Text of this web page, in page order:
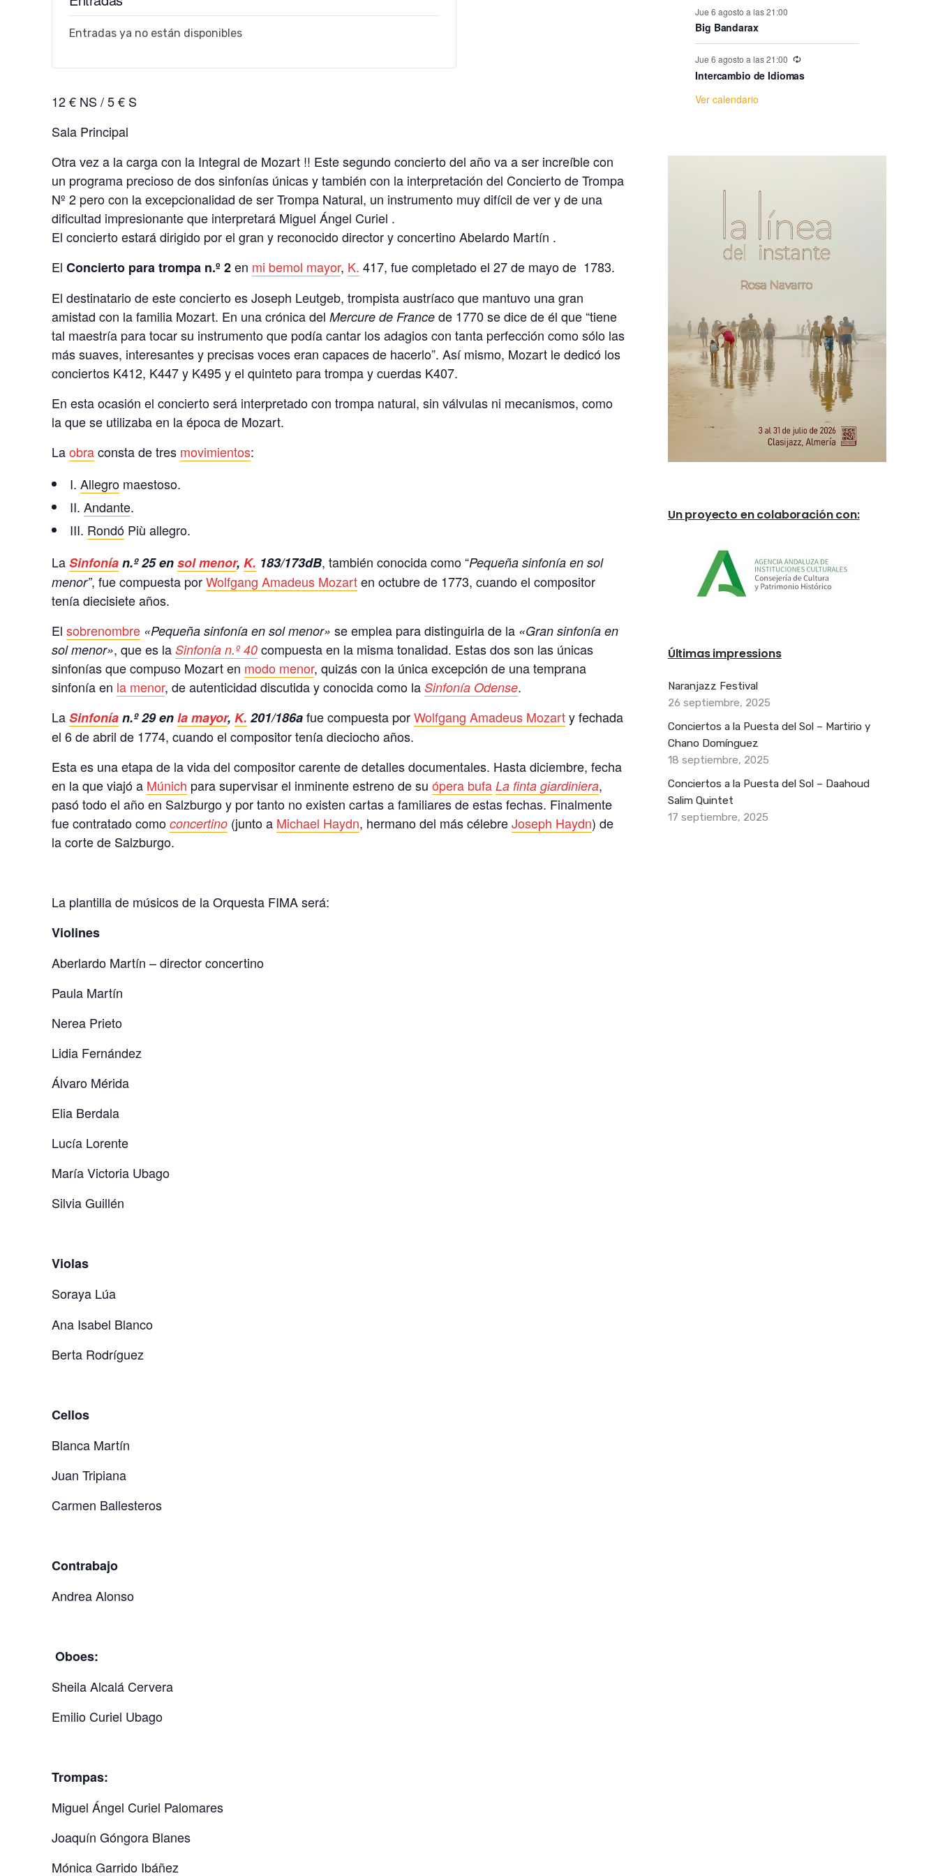
Entradas ya no están disponibles
12 € NS / 5 € S
Sala Principal
Otra vez a la carga con la Integral de Mozart !! Este segundo concierto del año va a ser increíble con
un programa precioso de dos sinfonías únicas y también con la interpretación del Concierto de Trompa
Nº 2 pero con la excepcionalidad de ser Trompa Natural, un instrumento muy difícil de ver y de una
dificultad impresionante que interpretará Miguel Ángel Curiel .
El concierto estará dirigido por el gran y reconocido director y concertino Abelardo Martín .
El Concierto para trompa n.º 2en mi bemol mayor, K. 417, fue completado el 27 de mayo de 1783.
El destinatario de este concierto es Joseph Leutgeb, trompista austríaco que mantuvo una gran
amistad con la familia Mozart. En una crónica del Mercure de France de 1770 se dice de él que “tiene
tal maestría para tocar su instrumento que podía cantar los adagios con tanta perfección como sólo las
más suaves, interesantes y precisas voces eran capaces de hacerlo”. Así mismo, Mozart le dedicó los
conciertos K412, K447 y K495 y el quinteto para trompa y cuerdas K407.
En esta ocasión el concierto será interpretado con trompa natural, sin válvulas ni mecanismos, como
la que se utilizaba en la época de Mozart.
Laobraconsta de tres movimientos:
I. Allegro maestoso.
II. Andante.
III. Rondó Più allegro.
LaSinfonían.º 25 ensol menor, K. 183/173dB, también conocida como “Pequeña sinfonía en sol
menor”, fue compuesta porWolfgang Amadeus Mozarten octubre de 1773, cuando el compositor
tenía diecisiete años.
El sobrenombre «Pequeña sinfonía en sol menor» se emplea para distinguirla de la «Gran sinfonía en
sol menor», que es la Sinfonía n.º 40 compuesta en la misma tonalidad. Estas dos son las únicas
sinfonías que compuso Mozart en modo menor, quizás con la única excepción de una temprana
sinfonía en la menor, de autenticidad discutida y conocida como la Sinfonía Odense.
LaSinfonían.º 29 enla mayor, K. 201/186afue compuesta porWolfgang Amadeus Mozarty fechada
el 6 de abril de 1774, cuando el compositor tenía dieciocho años.
Esta es una etapa de la vida del compositor carente de detalles documentales. Hasta diciembre, fecha
en la que viajó a Múnich para supervisar el inminente estreno de su ópera bufa La finta giardiniera,
pasó todo el año en Salzburgo y por tanto no existen cartas a familiares de estas fechas. Finalmente
fue contratado como concertino (junto a Michael Haydn, hermano del más célebreJoseph Haydn) de
la corte de Salzburgo.
La plantilla de músicos de la Orquesta FIMA será:
Violines
Aberlardo Martín – director concertino
Paula Martín
Nerea Prieto
Lidia Fernández
Álvaro Mérida
Elia Berdala
Lucía Lorente
María Victoria Ubago
SilviaGuillén
Violas
Soraya Lúa
Ana Isabel Blanco
Berta Rodríguez
Cellos
Blanca Martín
Juan Tripiana
Carmen Ballesteros
Contrabajo
Andrea Alonso
Oboes:
Sheila Alcalá Cervera
Emilio Curiel Ubago
Trompas:
Miguel Ángel Curiel Palomares
Joaquín Góngora Blanes
Mónica Garrido Ibáñez
e
E
v
n
Jue 6 agosto a las 21:00
Big Bandarax
Jue 6 agosto a las 21:00
Intercambio de Idiomas
Ver calendario
Un proyecto en colaboración con:
Últimas impressions
Naranjazz Festival
26 septiembre, 2025
Conciertos a la Puesta del Sol – Martirio y
Chano Domínguez
18 septiembre, 2025
Conciertos a la Puesta del Sol – Daahoud
Salim Quintet
17 septiembre, 2025